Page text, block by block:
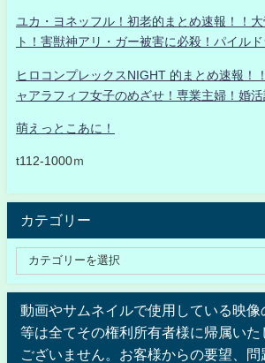
ユカ・ヨネッフル！初老的まとめ速報！！
ト！害獣神アリ・ガー被害に必殺！パイル
ヒロコンプレックスNIGHT 的まとめ速報！
ャアラフィフ女子のめざせ！専業主婦！婚
萌えっとこあに！
t112-1000ｍ
カテゴリー
動画やサムネイルで使用している映
等は全てその権利所有者様に帰属いた
ございません。お客様からの要望、問